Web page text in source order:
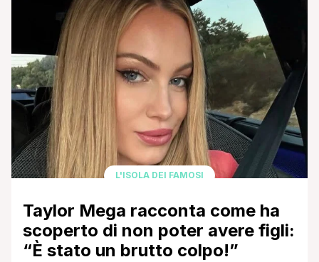
Ariston durante la kermesse canora che prenderà [']
L'ISOLA DEI FAMOSI
Taylor Mega racconta come ha
scoperto di non poter avere figli:
“È stato un brutto colpo!”